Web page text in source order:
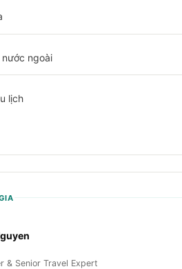
ngoài
lịch
& Senior Travel Expert